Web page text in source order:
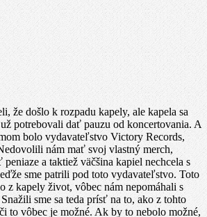
že došlo k rozpadu kapely, ale kapela sa
potrebovali dať pauzu od koncertovania. A
bolo vydavateľstvo Victory Records,
nám mať svoj vlastný merch,
a taktiež väčšina kapiel nechcela s
sme patrili pod toto vydavateľstvo. Toto
z kapely život, vôbec nám nepomáhali s
sme sa teda prísť na to, ako z tohto
to vôbec je možné. Ak by to nebolo možné,